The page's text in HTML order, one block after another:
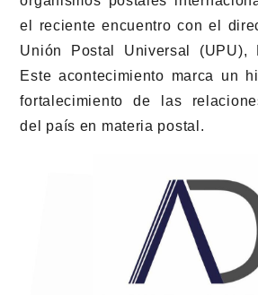
el reciente encuentro con el
Unión Postal Universal (UPU),
Este acontecimiento marca un
fortalecimiento de las
del país en materia postal.